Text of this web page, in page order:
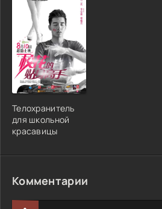
Телохранитель
для школьной
красавицы
Комментарии